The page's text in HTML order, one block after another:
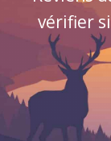
vérifier